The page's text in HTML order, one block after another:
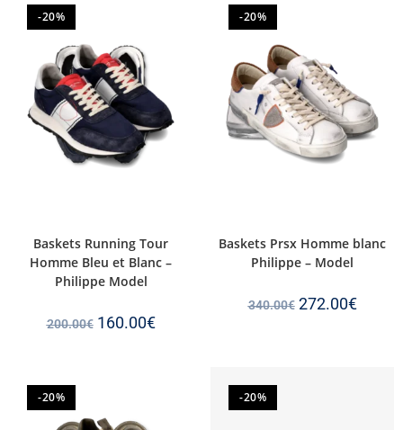
-20%
Baskets Running Tour
Homme Bleu et Blanc –
Philippe Model
200.00€ 160.00€
-20%
Baskets Prsx Homme blanc
Philippe – Model
340.00€ 272.00€
-20% -20%